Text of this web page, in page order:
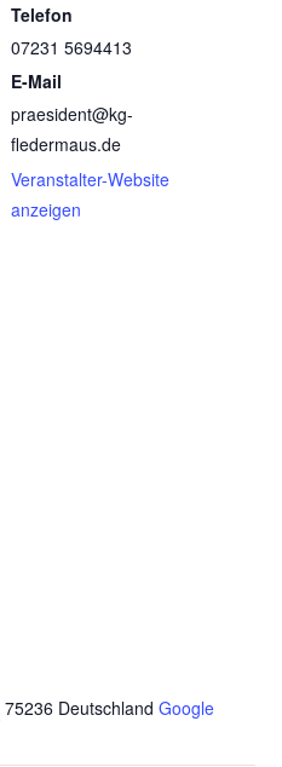
Telefon
07231 5694413
E-Mail
praesident@kg-
fledermaus.de
Veranstalter-Website
anzeigen
75236 Deutschland Google